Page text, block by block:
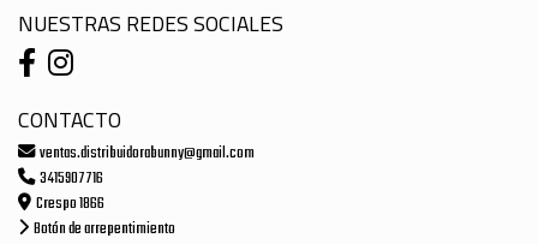
NUESTRAS REDES SOCIALES
CONTACTO
ventas.distribuidorabunny@gmail.com
3415907716
Crespo 1866
Botón de arrepentimiento